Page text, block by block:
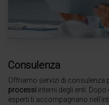
Consulenza
Offriamo servizi di consulenza
processi interni degli enti.
esperti ti accompagnano